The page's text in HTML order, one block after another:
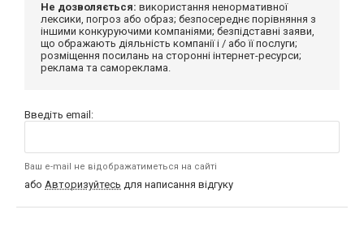
Не дозволяється: використання ненормативної
лексики, погроз або образ; безпосереднє порівняння з
іншими конкуруючими компаніями; безпідставні заяви,
що ображають діяльність компанії і / або її послуги;
розміщення посилань на сторонні інтернет-ресурси;
реклама та самореклама.
Введіть email:
Ваш e-mail не відображатиметься на сайті
або Авторизуйтесь для написання відгуку